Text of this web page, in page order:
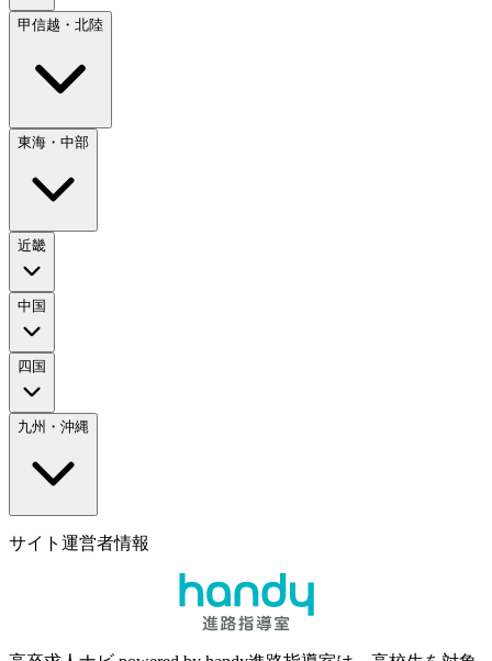
甲信越・北陸
東海・中部
近畿
中国
四国
九州・沖縄
サイト運営者情報